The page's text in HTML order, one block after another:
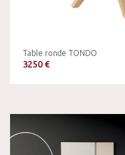
Table ronde TONDO
3250 €